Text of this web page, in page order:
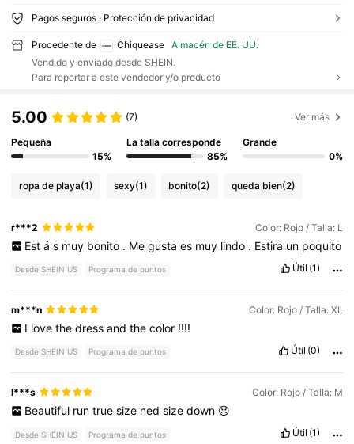
Pagos seguros · Protección de privacidad
Procedente de Chiquease
Almacén de EE. UU.
Vendido y enviado desde SHEIN.
Para reportar a este vendedor y/o producto
5.00 (7) Ver más
Pequeña
15%
La talla corresponde
85%
Grande
0%
ropa de playa(1) sexy(1) bonito(2) queda bien(2)
r***2 Color: Rojo / Talla: L
Est á s muy bonito . Me gusta es muy lindo . Estira un poquito
Desde SHEIN US Programa de puntos Útil (1)
m***n Color: Rojo / Talla: XL
I love the dress and the color !!!!
Desde SHEIN US Programa de puntos Útil (0)
l***s Color: Rojo / Talla: M
Beautiful run true size ned size down 😞
Desde SHEIN US Programa de puntos Útil (1)